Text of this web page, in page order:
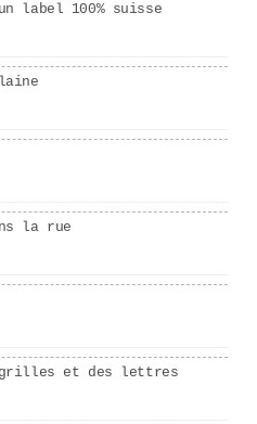
label 100% suisse
la rue
et des lettres